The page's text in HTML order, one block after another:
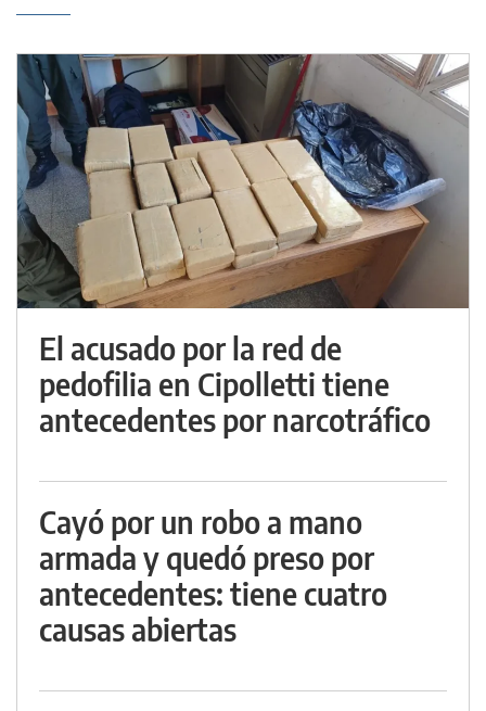
El acusado por la red de
pedofilia en Cipolletti tiene
antecedentes por narcotráfico
Cayó por un robo a mano
armada y quedó preso por
antecedentes: tiene cuatro
causas abiertas